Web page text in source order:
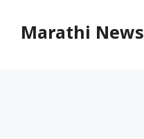
Marathi News